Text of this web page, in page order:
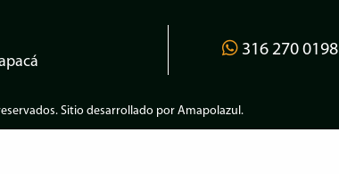
316 270 0198
Sitio desarrollado porAmapolazul.